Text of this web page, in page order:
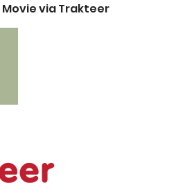
via Trakteer